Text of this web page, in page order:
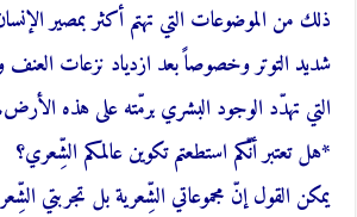
ذلك من الموضوعات التي تهتم أكثر بمصير
شديد التوتر وخصوصاً بعد ازدياد نزعات العنف
التي تهدّد الوجود البشري برمّته على هذه
*هل تعتبر أنّكم استطعتم تكوين عالمكم الشِّعري؟
يمكن القول إنّ مجموعاتي الشِّعرية بل تجربتي